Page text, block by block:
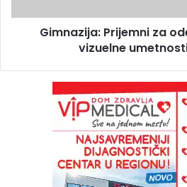
Gimnazija: Prijemni za
vizuelne